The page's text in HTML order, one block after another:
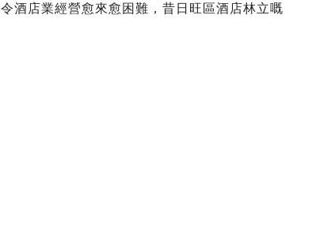
酒店業經營愈來愈困難，昔日旺區酒店林立嘅